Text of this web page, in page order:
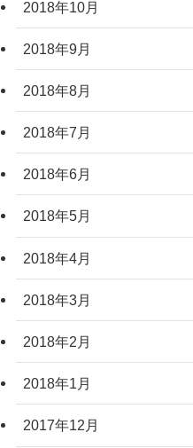
2018年10月
2018年9月
2018年8月
2018年7月
2018年6月
2018年5月
2018年4月
2018年3月
2018年2月
2018年1月
2017年12月